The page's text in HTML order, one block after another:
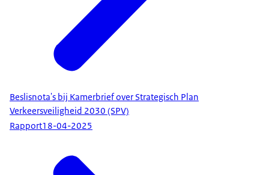
Beslisnota's bij Kamerbrief over Strategisch Plan
Verkeersveiligheid 2030 (SPV)
Rapport18-04-2025